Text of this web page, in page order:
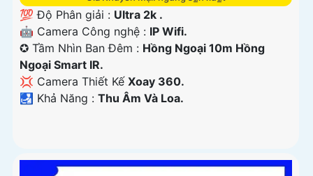
💯 Độ Phân giải : Ultra 2k .
🤖️ Camera Công nghệ : IP Wifi.
✪ Tầm Nhìn Ban Đêm : Hồng Ngoại 10m Hồng
Ngoại Smart IR.
💢 Camera Thiết Kế Xoay 360.
️🛃 Khả Năng : Thu Âm Và Loa.